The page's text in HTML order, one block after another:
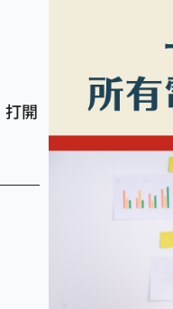
開